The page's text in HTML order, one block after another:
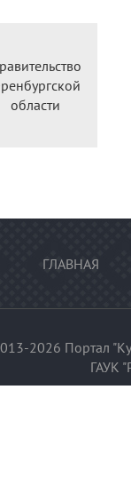
Правительство
Оренбургской
области
ГЛАВНАЯ
2026 Портал
ГАУК